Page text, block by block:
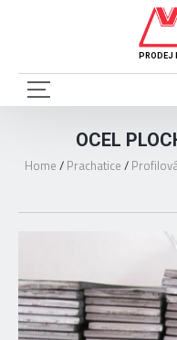
PRODEJ
OCEL
Home / Prachatice /